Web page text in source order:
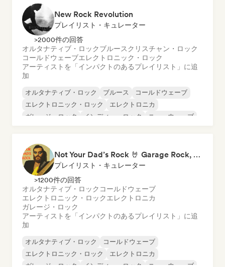
New Rock Revolution
プレイリスト・キュレーター
>2000件の回答
オルタナティブ・ロックブルースクリスチャン・ロック
コールドウェーブエレクトロニック・ロック
アーティストを「インパクトのあるプレイリスト」に追
加
オルタナティブ・ロック ブルース
コールドウェーブ
エレクトロニック・ロック
エレクトロニカ
ガレージ・ロック
インディー・ロック ニューウェーブ
Not Your Dad’s Rock 🤘 Garage Rock, Alt-Rock & Indie Anthems
プレイリスト・キュレーター
>1200件の回答
オルタナティブ・ロック コールドウェーブ
エレクトロニック・ロックエレクトロニカ
ガレージ・ロック
アーティストを「インパクトのあるプレイリスト」に追
加
オルタナティブ・ロック
コールドウェーブ
エレクトロニック・ロック
エレクトロニカ